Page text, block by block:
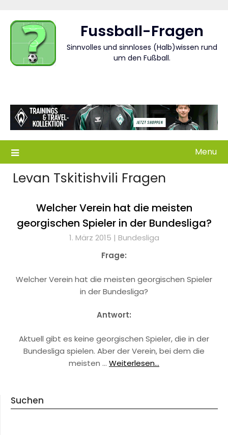
content
Fussball-Fragen
Sinnvolles und sinnloses (Halb)wissen rund
um den Fußball.
Menu
Levan Tskitishvili Fragen
Welcher Verein hat die meisten
georgischen Spieler in der Bundesliga?
1. März 2015 | Bundesliga
Frage:
Welcher Verein hat die meisten georgischen Spieler
in der Bundesliga?
Antwort:
Aktuell gibt es keine georgischen Spieler, die in der
Bundesliga spielen. Aber der Verein, bei dem die
meisten … Weiterlesen...
Suchen